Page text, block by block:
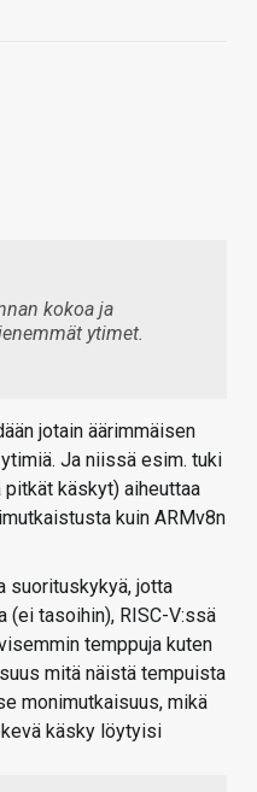
kokoa ja
ytimet.
jotain äärimmäisen
Ja niissä esim. tuki
käskyt) aiheuttaa
kuin ARMv8n
suorituskykyä, jotta
(ei tasoihin), RISC-V:ssä
temppuja kuten
mitä näistä tempuista
monimutkaisuus, mikä
käsky löytyisi